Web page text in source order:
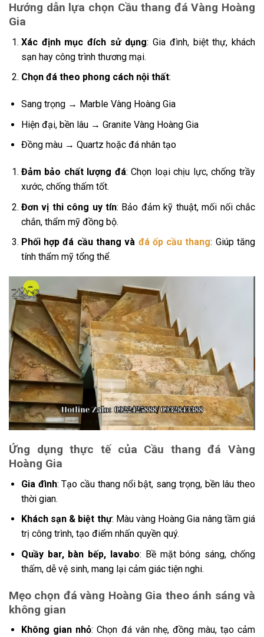
Hướng dẫn lựa chọn Cầu thang đá Vàng Hoàng
Gia
Xác định mục đích sử dụng: Gia đình, biệt thự, khách
sạn hay công trình thương mại.
Chọn đá theo phong cách nội thất:
Sang trọng → Marble Vàng Hoàng Gia
Hiện đại, bền lâu → Granite Vàng Hoàng Gia
Đồng màu → Quartz hoặc đá nhân tạo
Đảm bảo chất lượng đá: Chọn loại chịu lực, chống trầy
xước, chống thấm tốt.
Đơn vị thi công uy tín: Bảo đảm kỹ thuật, mối nối chắc
chắn, thẩm mỹ đồng bộ.
Phối hợp đá cầu thang và đá ốp cầu thang: Giúp tăng
tính thẩm mỹ tổng thể.
Ứng dụng thực tế của Cầu thang đá Vàng
Hoàng Gia
Gia đình: Tạo cầu thang nổi bật, sang trọng, bền lâu theo
thời gian.
Khách sạn & biệt thự: Màu vàng Hoàng Gia nâng tầm giá
trị công trình, tạo điểm nhấn quyền quý.
Quầy bar, bàn bếp, lavabo: Bề mặt bóng sáng, chống
thấm, dễ vệ sinh, mang lại cảm giác tiện nghi.
Mẹo chọn đá vàng Hoàng Gia theo ánh sáng và
không gian
Không gian nhỏ: Chọn đá vân nhẹ, đồng màu, tạo cảm